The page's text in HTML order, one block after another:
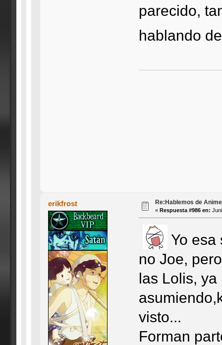
parecido,
hablando
erikfrost Re:Hablemos de
« Respuesta #986 en:
Yo esa
no Joe,
las Lolis,
visto...
Forman